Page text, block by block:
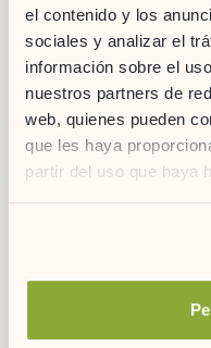
el contenido y los
sociales y analizar el
información sobre el
nuestros partners de
web, quienes pueden
que les haya
partir del uso que haya
Estándar
Recoger
Estándar: Envío en 3-4
en horario comercial. Los